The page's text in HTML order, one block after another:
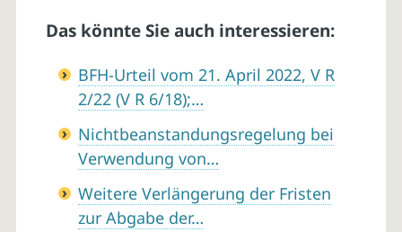
Das könnte Sie auch interessieren:
BFH-Urteil vom 21. April 2022, V R
2/22 (V R 6/18);…
Nichtbeanstandungsregelung bei
Verwendung von…
Weitere Verlängerung der Fristen
zur Abgabe der…